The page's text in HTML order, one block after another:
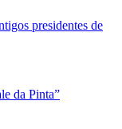
presidentes de
da Pinta”